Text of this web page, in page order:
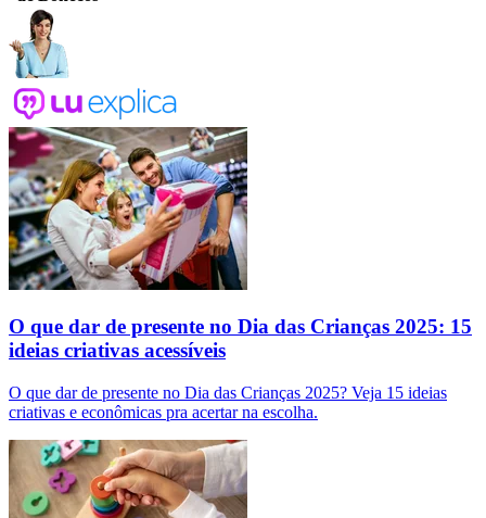
O que dar de presente no Dia das Crianças 2025: 15
ideias criativas acessíveis
O que dar de presente no Dia das Crianças 2025? Veja 15 ideias
criativas e econômicas pra acertar na escolha.